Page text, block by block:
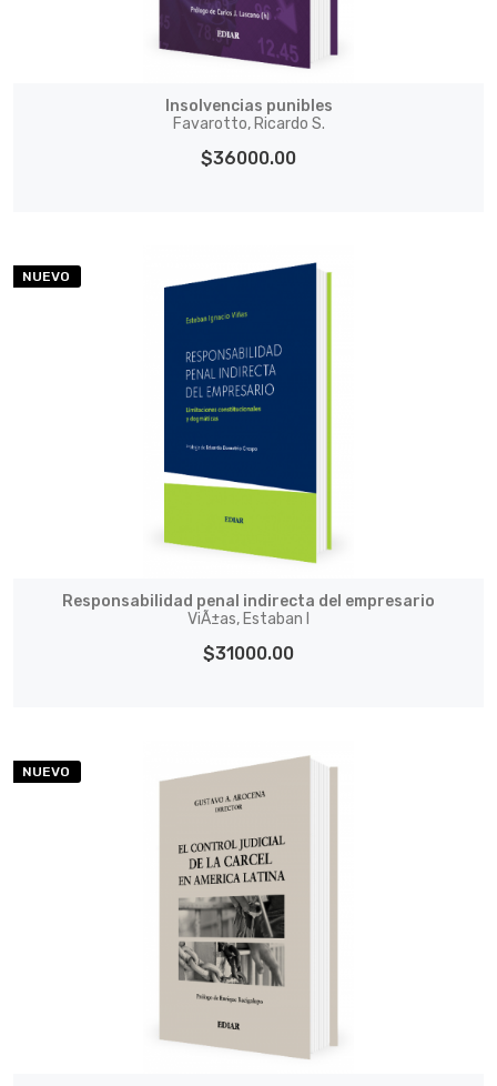
Insolvencias punibles
Favarotto, Ricardo S.
$36000.00
NUEVO
Responsabilidad penal indirecta del empresario
ViÃ±as, Estaban I
$31000.00
NUEVO